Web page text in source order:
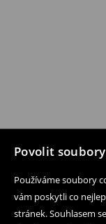
Povolit
Používáme soubory
vám poskytli co
stránek. Souhlasem